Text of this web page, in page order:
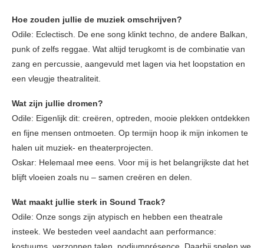
Hoe zouden jullie de muziek omschrijven?
Odile: Eclectisch. De ene song klinkt techno, de andere Balkan,
punk of zelfs reggae. Wat altijd terugkomt is de combinatie van
zang en percussie, aangevuld met lagen via het loopstation en
een vleugje theatraliteit.
Wat zijn jullie dromen?
Odile: Eigenlijk dit: creëren, optreden, mooie plekken ontdekken
en fijne mensen ontmoeten. Op termijn hoop ik mijn inkomen te
halen uit muziek- en theaterprojecten.
Oskar: Helemaal mee eens. Voor mij is het belangrijkste dat het
blijft vloeien zoals nu – samen creëren en delen.
Wat maakt jullie sterk in Sound Track?
Odile: Onze songs zijn atypisch en hebben een theatrale
insteek. We besteden veel aandacht aan performance: